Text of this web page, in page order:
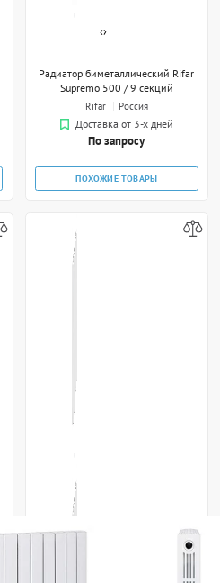
‹›
Радиатор биметаллический Rifar
Supremo 500 / 9 секций
Rifar
Россия
Доставка от 3-х дней
По запросу
ПОХОЖИЕ ТОВАРЫ